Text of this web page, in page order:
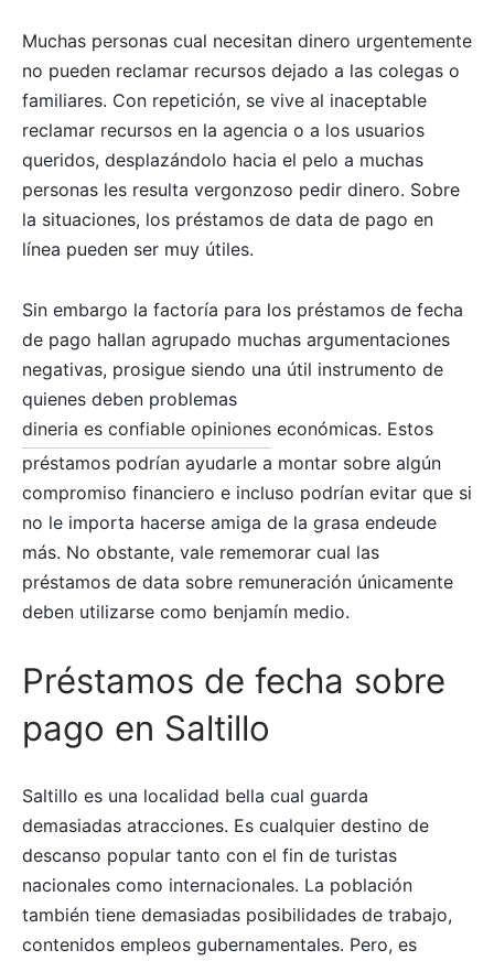
Muchas personas cual necesitan dinero urgentemente
no pueden reclamar recursos dejado a las colegas o
familiares. Con repetición, se vive al inaceptable
reclamar recursos en la agencia o a los usuarios
queridos, desplazándolo hacia el pelo a muchas
personas les resulta vergonzoso pedir dinero. Sobre
la situaciones, los préstamos de data de pago en
línea pueden ser muy útiles.
Sin embargo la factoría para los préstamos de fecha
de pago hallan agrupado muchas argumentaciones
negativas, prosigue siendo una útil instrumento de
quienes deben problemas
dineria es confiable opiniones económicas. Estos
préstamos podrían ayudarle a montar sobre algún
compromiso financiero e incluso podrían evitar que si
no le importa hacerse amiga de la grasa endeude
más. No obstante, vale rememorar cual las
préstamos de data sobre remuneración únicamente
deben utilizarse como benjamín medio.
Préstamos de fecha sobre
pago en Saltillo
Saltillo es una localidad bella cual guarda
demasiadas atracciones. Es cualquier destino de
descanso popular tanto con el fin de turistas
nacionales como internacionales. La población
también tiene demasiadas posibilidades de trabajo,
contenidos empleos gubernamentales. Pero, es